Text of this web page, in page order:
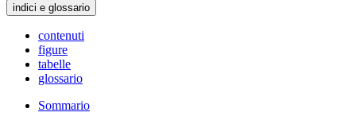
indici e glossario
contenuti
figure
tabelle
glossario
Sommario